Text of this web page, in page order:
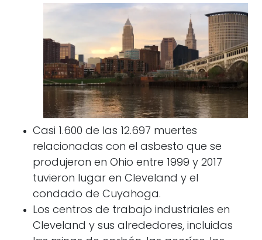
Casi 1.600 de las 12.697 muertes
relacionadas con el asbesto que se
produjeron en Ohio entre 1999 y 2017
tuvieron lugar en Cleveland y el
condado de Cuyahoga.
Los centros de trabajo industriales en
Cleveland y sus alrededores, incluidas